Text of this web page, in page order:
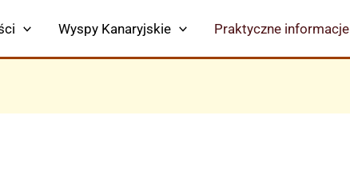
Wyspy Kanaryjskie Praktyczne informacje